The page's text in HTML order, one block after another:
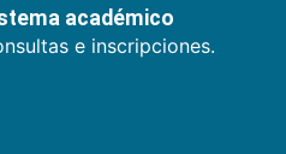
académico
e inscripciones.